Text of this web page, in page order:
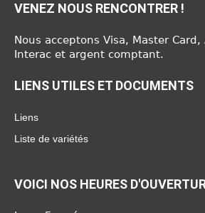
VENEZ NOUS RENCONTRER !
Nous acceptons Visa, Master
Interac et argent comptant.
LIENS UTILES ET DOCUMENTS
Liens
Liste de variétés
VOICI NOS HEURES